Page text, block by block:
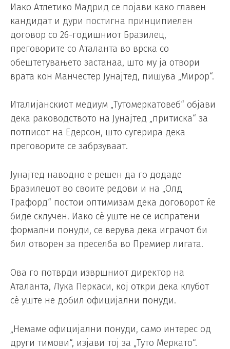
Иако Атлетико Мадрид се појави како главен
кандидат и дури постигна принципиелен
договор со 26-годишниот Бразилец,
преговорите со Аталанта во врска со
обештетувањето застанаа, што му ја отвори
врата кон Манчестер Јунајтед, пишува „Мирор“.
Италијанскиот медиум „Тутомеркатовеб“ објави
дека раководството на Јунајтед „притиска“ за
потписот на Едерсон, што сугерира дека
преговорите се забрзуваат.
Јунајтед наводно е решен да го додаде
Бразилецот во своите редови и на „Олд
Трафорд“ постои оптимизам дека договорот ќе
биде склучен. Иако сè уште не се испратени
формални понуди, се верува дека играчот би
бил отворен за преселба во Премиер лигата.
Ова го потврди извршниот директор на
Аталанта, Лука Перкаси, кој откри дека клубот
сè уште не добил официјални понуди.
„Немаме официјални понуди, само интерес од
други тимови“, изјави тој за „Туто Меркато“.